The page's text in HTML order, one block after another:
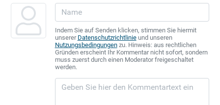
Indem Sie auf Senden klicken, stimmen Sie hiermit
unserer Datenschutzrichtlinieund unseren
Nutzungsbedingungenzu. Hinweis: aus rechtlichen
Gründen erscheint Ihr Kommentar nicht sofort, sondern
muss zuerst durch einen Moderator freigeschaltet
werden.